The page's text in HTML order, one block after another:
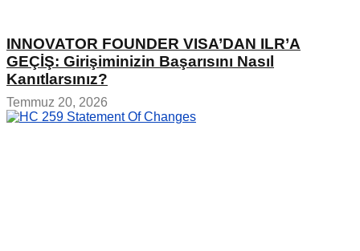
INNOVATOR FOUNDER VISA’DAN ILR’A
GEÇİŞ: Girişiminizin Başarısını Nasıl
Kanıtlarsınız?
Temmuz 20, 2026